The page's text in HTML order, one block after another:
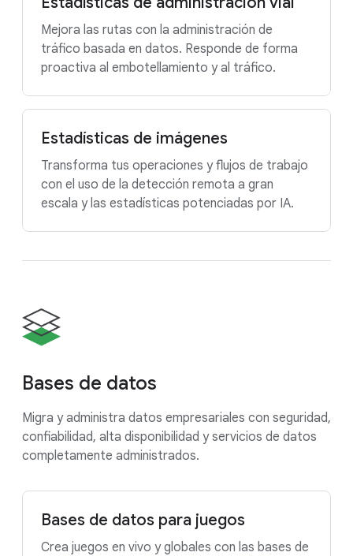
Mejora las rutas con la administración de
tráfico basada en datos. Responde de forma
proactiva al embotellamiento y al tráfico.
Estadísticas de imágenes
Transforma tus operaciones y flujos de trabajo
con el uso de la detección remota a gran
escala y las estadísticas potenciadas por IA.
Bases de datos
Migra y administra datos empresariales con seguridad,
confiabilidad, alta disponibilidad y servicios de datos
completamente administrados.
Bases de datos para juegos
Crea juegos en vivo y globales con las bases de